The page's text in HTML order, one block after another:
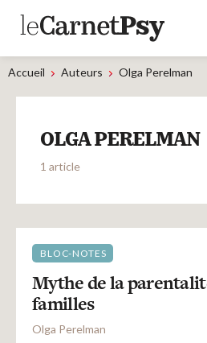
Articles
A la une
Adolescence
Dispositif
Enfance
Périnatalité
Psychanalyse
Psychopathologie
Soin
Auteurs
Blocs-notes
Accueil Auteurs Olga Perelman
OLGA
1 article
BLOC-NOTES
Mythe de la
familles
Olga Perelman